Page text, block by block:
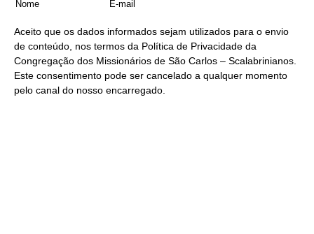
Aceito que os dados informados sejam utilizados para o envio
de conteúdo, nos termos da Política de Privacidade da
Congregação dos Missionários de São Carlos – Scalabrinianos.
Este consentimento pode ser cancelado a qualquer momento
pelo canal do nosso encarregado.